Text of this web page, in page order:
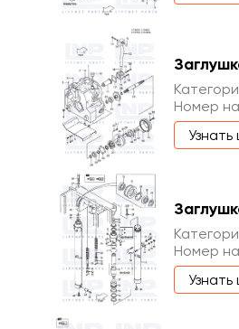
Номер
Узнать
Номер
Узнать